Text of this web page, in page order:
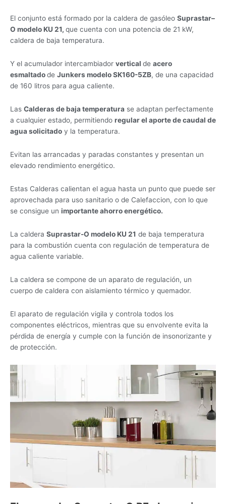
El conjunto está formado por la caldera de gasóleo Suprastar–
O modelo KU 21, que cuenta con una potencia de 21 kW,
caldera de baja temperatura.
Y el acumulador intercambiador vertical de acero
esmaltadode Junkers modelo SK160-5ZB, de una capacidad
de 160 litros para agua caliente.
Las Calderas de baja temperatura se adaptan perfectamente
a cualquier estado, permitiendo regular el aporte de caudal de
agua solicitado y la temperatura.
Evitan las arrancadas y paradas constantes y presentan un
elevado rendimiento energético.
Estas Calderas calientan el agua hasta un punto que puede ser
aprovechada para uso sanitario o de Calefaccion, con lo que
se consigue un importante ahorro energético.
La caldera Suprastar-O modelo KU 21 de baja temperatura
para la combustión cuenta con regulación de temperatura de
agua caliente variable.
La caldera se compone de un aparato de regulación, un
cuerpo de caldera con aislamiento térmico y quemador.
El aparato de regulación vigila y controla todos los
componentes eléctricos, mientras que su envolvente evita la
pérdida de energía y cumple con la función de insonorizante y
de protección.